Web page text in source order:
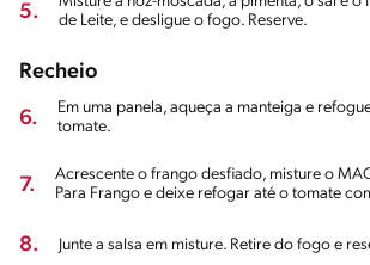
5.
de Leite, e desligue o fogo. Reserve.
Recheio
6.
Em uma panela, aqueça a manteiga e
tomate.
7.
Acrescente o frango desfiado, misture o
Para Frango e deixe refogar até o tomate
8. Junte a salsa em misture. Retire do fogo e